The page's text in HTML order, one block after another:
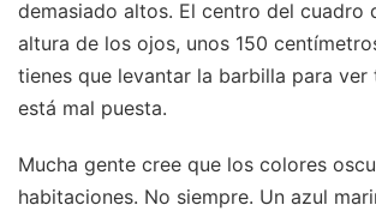
demasiado altos. El centro del cuadro
altura de los ojos, unos 150
tienes que levantar la barbilla para
está mal puesta.
Mucha gente cree que los colores
habitaciones. No siempre. Un azul